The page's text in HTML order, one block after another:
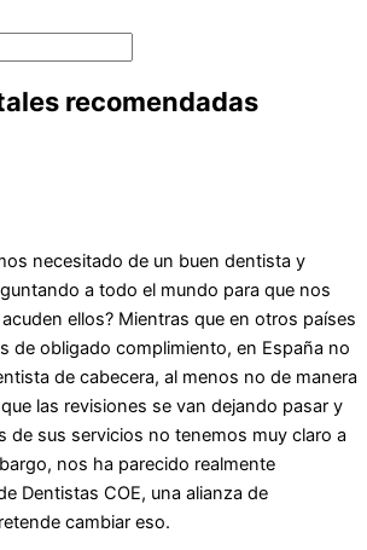
recomendadas
necesitado de un buen dentista y
a todo el mundo para que nos
ellos? Mientras que en otros países
de obligado complimiento, en España no
de cabecera, al menos no de manera
las revisiones se van dejando pasar y
de sus servicios no tenemos muy claro a
nos ha parecido realmente
Dentistas COE, una alianza de
cambiar eso.